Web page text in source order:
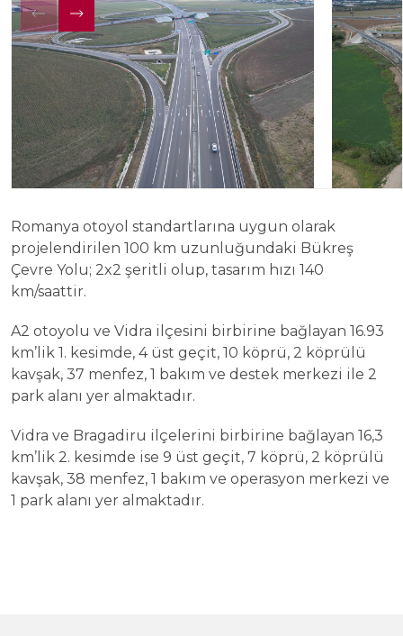
Romanya otoyol standartlarına uygun olarak
projelendirilen 100 km uzunluğundaki Bükreş
Çevre Yolu; 2x2 şeritli olup, tasarım hızı 140
km/saattir.
A2 otoyolu ve Vidra ilçesini birbirine bağlayan 16.93
km’lik 1. kesimde, 4 üst geçit, 10 köprü, 2 köprülü
kavşak, 37 menfez, 1 bakım ve destek merkezi ile 2
park alanı yer almaktadır.
Vidra ve Bragadiru ilçelerini birbirine bağlayan 16,3
km’lik 2. kesimde ise 9 üst geçit, 7 köprü, 2 köprülü
kavşak, 38 menfez, 1 bakım ve operasyon merkezi ve
1 park alanı yer almaktadır.